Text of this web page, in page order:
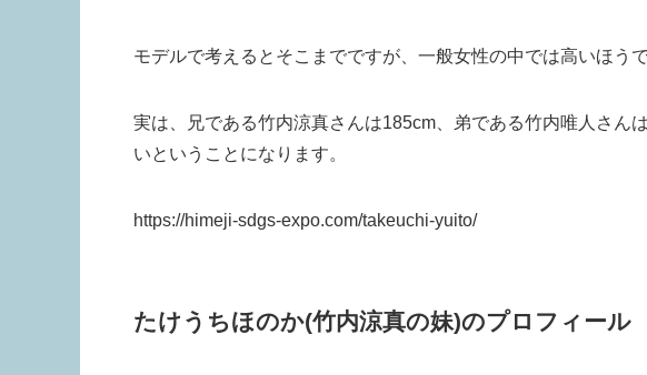
モデルで考えるとそこまでですが、一般女性の中では高いほうで
実は、兄である竹内涼真さんは185cm、弟である竹内唯人さん
いということになります。
https://himeji-sdgs-expo.com/takeuchi-yuito/
たけうちほのか(竹内涼真の妹)のプロフィール